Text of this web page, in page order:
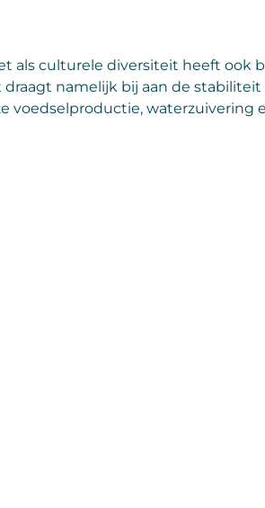
als culturele diversiteit heeft ook
namelijk bij aan de
voedselproductie, waterzuivering